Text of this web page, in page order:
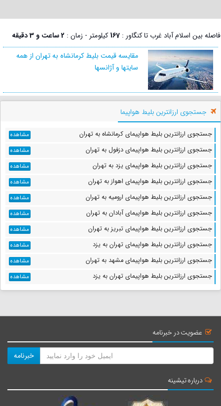
فاصله بین اسلام آباد غرب تا کنگاور : 167کیلومتر - زمان : 2 ساعت و 3 دقیقه
مقایسه قیمت بلیط کرمانشاه به تهران از همه
سایتها و آژانسها
جستجوی ارزانترین بلیط هواپیما
جستجوی ارزانترین بلیط هواپیمای کرمانشاه به تهران مشاهده
جستجوی ارزانترین بلیط هواپیمای دزفول به تهران مشاهده
جستجوی ارزانترین بلیط هواپیمای یزد به تهران مشاهده
جستجوی ارزانترین بلیط هواپیمای اهواز به تهران مشاهده
جستجوی ارزانترین بلیط هواپیمای ارومیه به تهران مشاهده
جستجوی ارزانترین بلیط هواپیمای آبادان به تهران مشاهده
جستجوی ارزانترین بلیط هواپیمای تبریز به تهران مشاهده
جستجوی ارزانترین بلیط هواپیمای تهران به یزد مشاهده
جستجوی ارزانترین بلیط هواپیمای مشهد به تهران مشاهده
جستجوی ارزانترین بلیط هواپیمای تهران به یزد مشاهده
عضویت در خبرنامه
خبرنامه
درباره تیشینه